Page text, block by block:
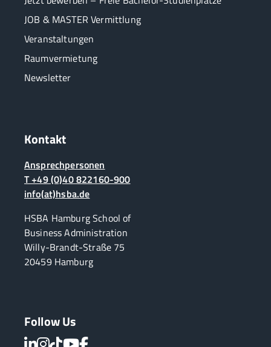
JOB & MASTER Vermittlung
Veranstaltungen
Raumvermietung
Newsletter
Kontakt
Ansprechpersonen
T +49 (0)40 822160-900
info(at)hsba.de
HSBA Hamburg School of
Business Administration
Willy-Brandt-Straße 75
20459 Hamburg
Follow Us